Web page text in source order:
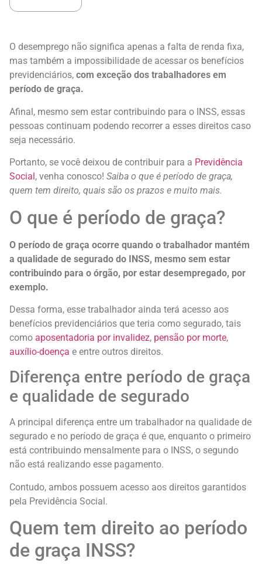
O desemprego não significa apenas a falta de renda fixa,
mas também a impossibilidade de acessar os benefícios
previdenciários, com exceção dos trabalhadores em
período de graça.
Afinal, mesmo sem estar contribuindo para o INSS, essas
pessoas continuam podendo recorrer a esses direitos caso
seja necessário.
Portanto, se você deixou de contribuir para a Previdência
Social, venha conosco! Saiba o que é período de graça,
quem tem direito, quais são os prazos e muito mais.
O que é período de graça?
O período de graça ocorre quando o trabalhador mantém
a qualidade de segurado do INSS, mesmo sem estar
contribuindo para o órgão, por estar desempregado, por
exemplo.
Dessa forma, esse trabalhador ainda terá acesso aos
benefícios previdenciários que teria como segurado, tais
como aposentadoria por invalidez, pensão por morte,
auxílio-doença e entre outros direitos.
Diferença entre período de graça
e qualidade de segurado
A principal diferença entre um trabalhador na qualidade de
segurado e no período de graça é que, enquanto o primeiro
está contribuindo mensalmente para o INSS, o segundo
não está realizando esse pagamento.
Contudo, ambos possuem acesso aos direitos garantidos
pela Previdência Social.
Quem tem direito ao período
de graça INSS?